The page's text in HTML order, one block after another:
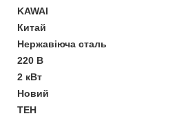
KAWAI
Китай
Нержавіюча сталь
220 В
2 кВт
Новий
ТЕН